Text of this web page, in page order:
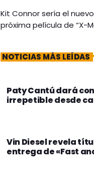
Kit Connor sería el
próxima película de “X-
NOTICIAS MÁS LEÍDAS
Paty Cantú dará
irrepetible desde
Vin Diesel revela
entrega de «Fast